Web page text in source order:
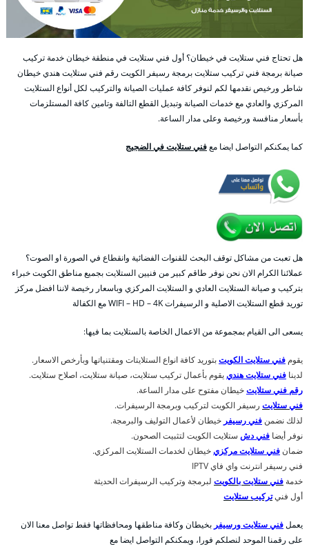
هل تحتاج فني ستلايت في خيطان؟ أول فني ستلايت في منطقة خيطان خدمة تركيب
صيانة برمجة فني تركيب ستلايت برمجة رسيفر الكويت رقم فني ستلايت هندي خيطان
شاطر ورخيص نقدمها لكم لنوفر كافة عمليات الصيانة والتركيب لكل أنواع الستلايت
المركزي والعادي مع خدمات الصيانة وتبديل القطع التالفة وتامين كافة المستلزمات
بأسعار منافسة ورخيصة وعلى مدار الساعة.
كما يمكنكم التواصل ايضا معفني ستلايت في الضجيج
هل تعبت من مشاكل توقف البحث للقنوات الفضائية وانقطاع في الصورة او الصوت؟
عملائنا الكرام الان نحن نوفر طاقم كبير من فنيين الستلايت بجميع مناطق الكويت خبراء
بتركيب و صيانة الستلايت العادي و الستلايت المركزي وباسعار رخيصة لاننا افضل مركز
توريد قطع الستلايت الاصلية و الرسيفرات WIFI – HD – 4K مع الكفالة
يسعى الى القيام بمجموعة من الاعمال الخاصة بالستلايت بما فيها:
يقوم فني ستلايت الكويتبتوريد كافة انواع الستلايتات ومقتنياتها وبأرخص الاسعار.
لدينا فني ستلايت هندييقوم بأعمال تركيب ستلايت، صيانة ستلايت، اصلاح ستلايت.
رقم فني ستلايتخيطان مفتوح على مدار الساعة.
فني ستلايت رسيفر الكويت لتركيب وبرمجة الرسيفرات.
لذلك نضمن فني رسيفر خيطان لأعمال التوليف والبرمجة.
نوفر أيضا فني دش ستلايت الكويت لتثبيت الصحون.
ضمان فني ستلايت مركزيخيطان لخدمات الستلايت المركزي.
فني رسيفر انترنت واي فاي IPTV
خدمة فني ستلايت بالكويت لبرمجة وتركيب الرسيفرات الحديثة
أول فنيتركيب ستلايت
يعملفني ستلايت ورسيفر بخيطان وكافة مناطقها ومحافظاتها فقط تواصل معنا الان
على رقمنا الموحد لنصلكم فورا، ويمكنكم التواصل ايضا مع